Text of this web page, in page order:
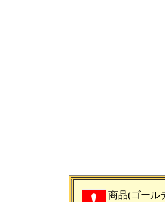
商品(ゴール